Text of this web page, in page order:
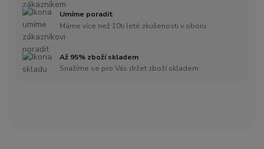
Umíme poradit
Máme více než 10ti leté zkušenosti v oboru
Až 95% zboží skladem
Snažíme se pro Vás držet zboží skladem